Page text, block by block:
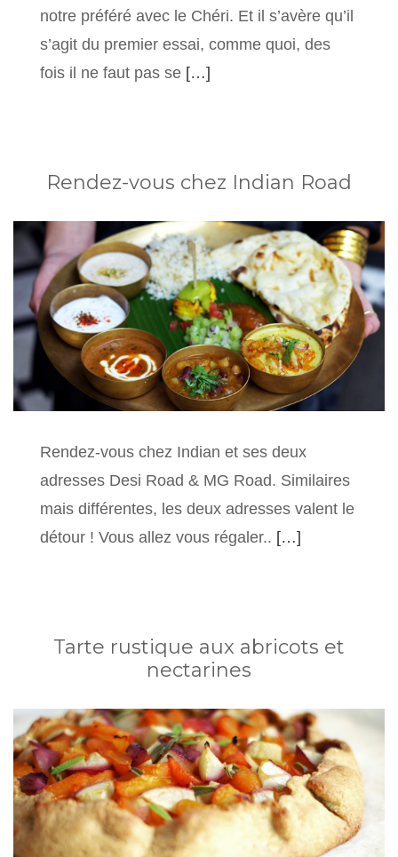
notre préféré avec le Chéri. Et il s’avère qu’il
s’agit du premier essai, comme quoi, des
fois il ne faut pas se […]
Rendez-vous chez Indian Road
Rendez-vous chez Indian et ses deux
adresses Desi Road & MG Road. Similaires
mais différentes, les deux adresses valent le
détour ! Vous allez vous régaler.. […]
Tarte rustique aux abricots et
nectarines